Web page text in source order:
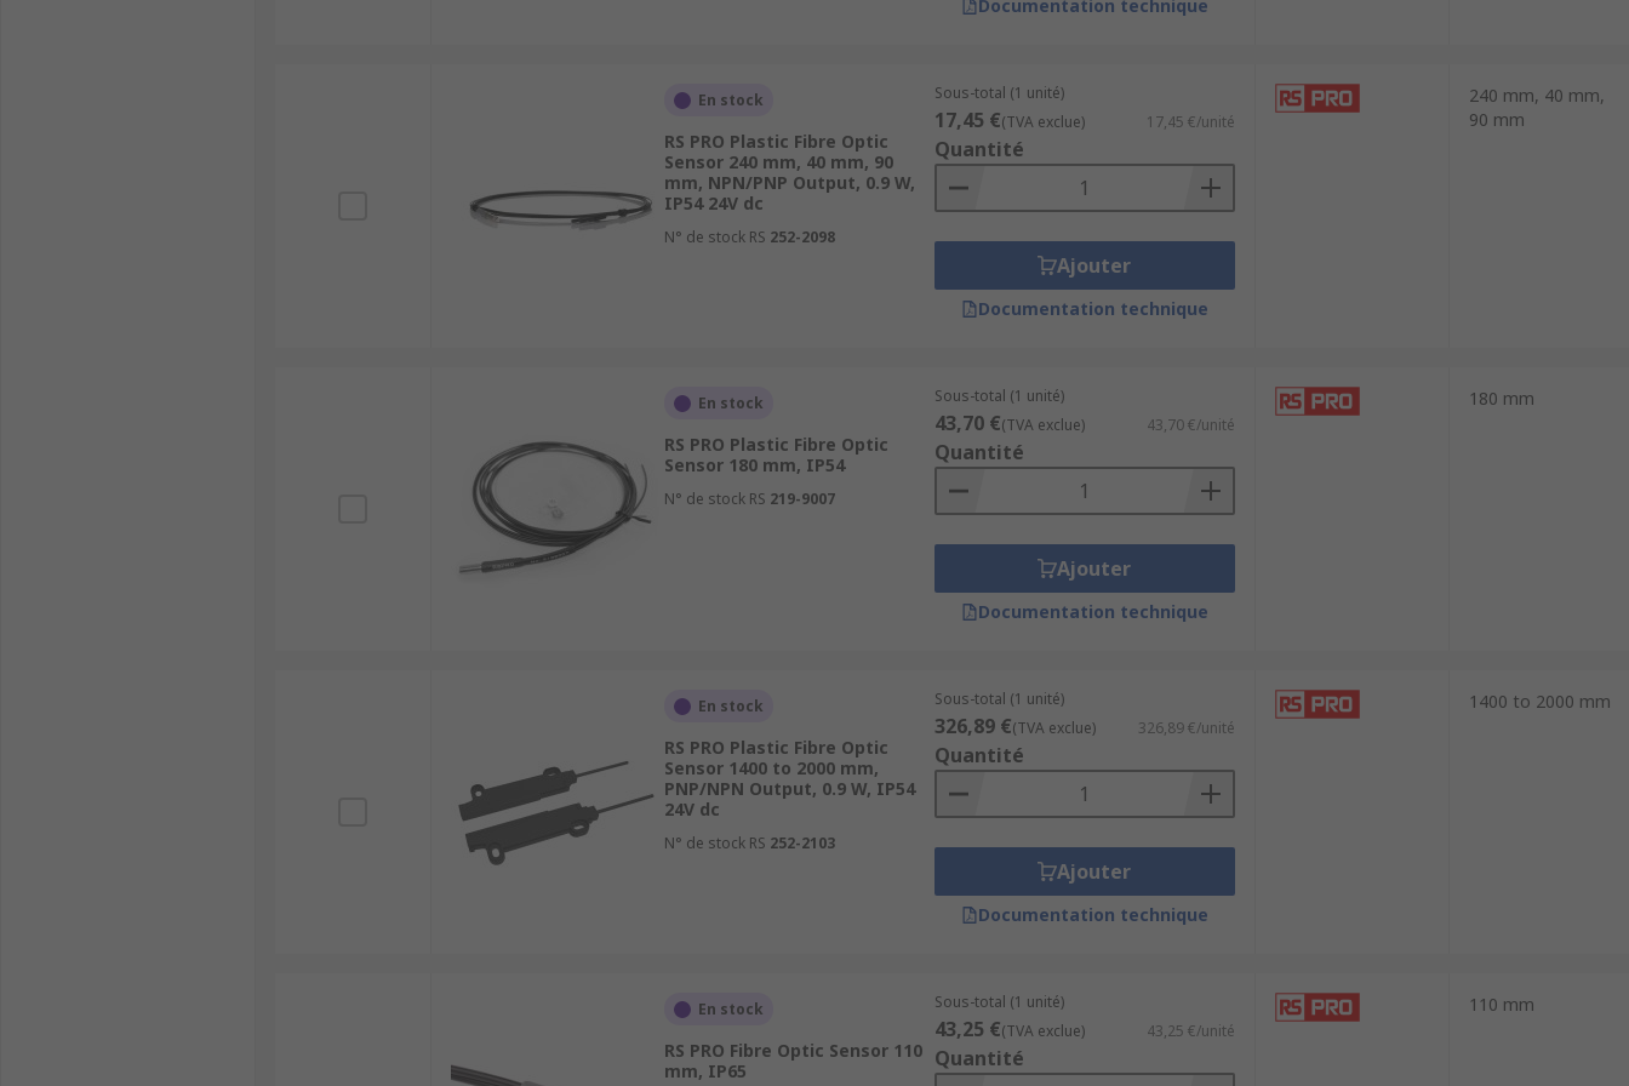
Documentation technique
En stock
RS PRO Plastic Fibre Optic
Sensor 240 mm, 40 mm, 90
mm, NPN/PNP Output, 0.9 W,
IP54 24V dc
N° de stock RS 252-2098
Sous-total (1 unité)
17,45 €(TVA exclue) 17,45 €/unité
Quantité
Ajouter
Documentation technique
240 mm, 40 mm,
90 mm
En stock
RS PRO Plastic Fibre Optic
Sensor 180 mm, IP54
N° de stock RS 219-9007
Sous-total (1 unité)
43,70 €(TVA exclue) 43,70 €/unité
Quantité
Ajouter
Documentation technique
180 mm
En stock
RS PRO Plastic Fibre Optic
Sensor 1400 to 2000 mm,
PNP/NPN Output, 0.9 W, IP54
24V dc
N° de stock RS 252-2103
Sous-total (1 unité)
326,89 €(TVA exclue) 326,89 €/unité
Quantité
Ajouter
Documentation technique
1400 to 2000 mm
En stock
RS PRO Fibre Optic Sensor 110
mm, IP65
Sous-total (1 unité)
43,25 €(TVA exclue) 43,25 €/unité
Quantité
110 mm